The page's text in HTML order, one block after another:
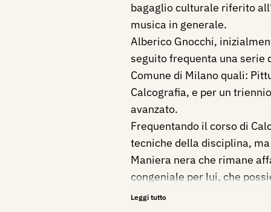
bagaglio culturale riferito
musica in generale.
Alberico Gnocchi,
seguito frequenta una serie
Comune di Milano quali:
Calcografia, e per un
avanzato.
Frequentando il corso di
tecniche della disciplina,
Maniera nerache rimane
congeniale per lui, che
manualità per l’uso degli
Leggi tutto